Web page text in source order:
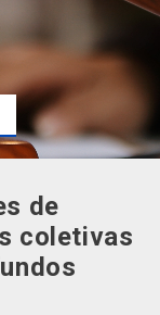
de
coletivas